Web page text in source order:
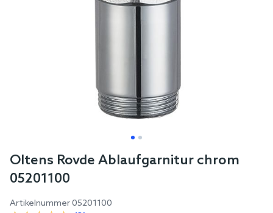
Skip
to
beginning
Oltens Rovde Ablaufgarnitur chrom
05201100
Artikelnummer05201100